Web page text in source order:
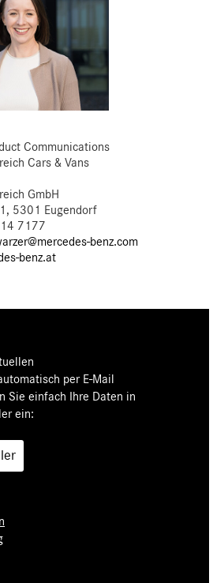
Communications
Cars & Vans
GmbH
5301 Eugendorf
7177
benz.com
benz.at
per E-Mail
Sie einfach Ihre Daten in
ein: